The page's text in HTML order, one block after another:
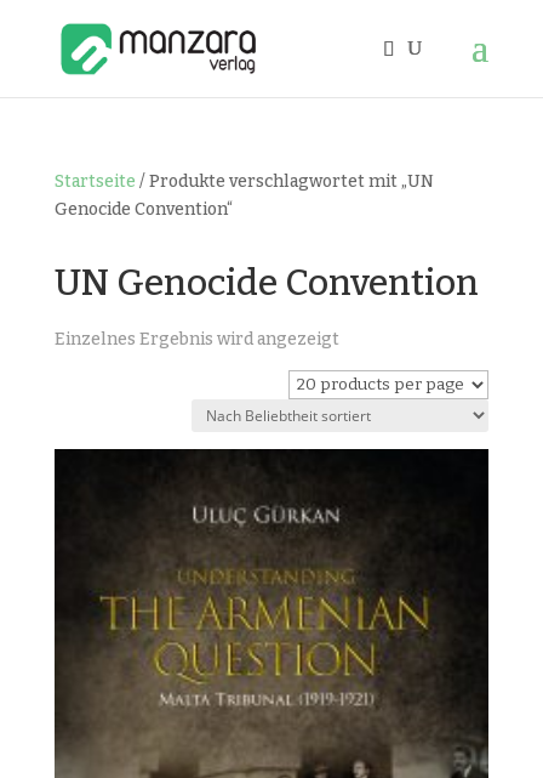
Startseite / Produkte verschlagwortet mit „UN
Genocide Convention“
UN Genocide Convention
Einzelnes Ergebnis wird angezeigt